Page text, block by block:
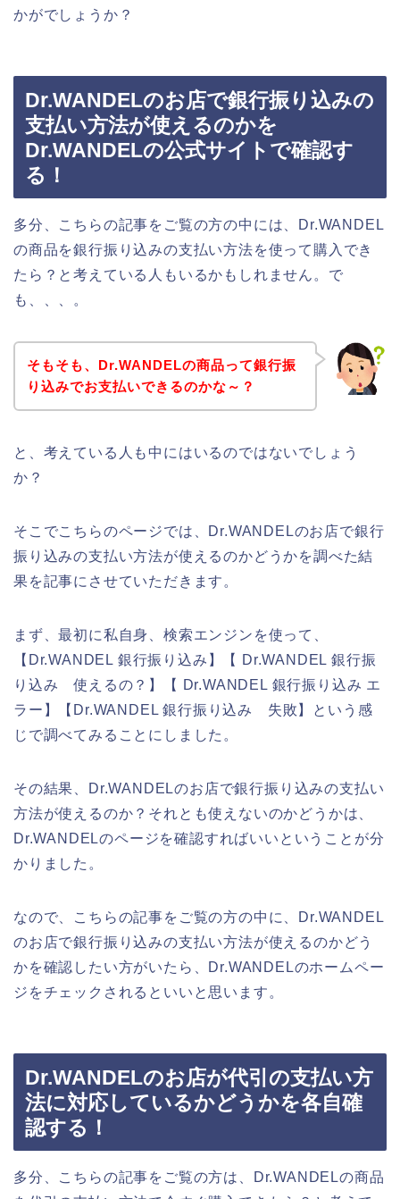
かがでしょうか？
Dr.WANDELのお店で銀行振り込みの
支払い方法が使えるのかを
Dr.WANDELの公式サイトで確認す
る！
多分、こちらの記事をご覧の方の中には、Dr.WANDEL
の商品を銀行振り込みの支払い方法を使って購入でき
たら？と考えている人もいるかもしれません。で
も、、、。
そもそも、Dr.WANDELの商品って銀行振
り込みでお支払いできるのかな～？
と、考えている人も中にはいるのではないでしょう
か？
そこでこちらのページでは、Dr.WANDELのお店で銀行
振り込みの支払い方法が使えるのかどうかを調べた結
果を記事にさせていただきます。
まず、最初に私自身、検索エンジンを使って、
【Dr.WANDEL 銀行振り込み】【 Dr.WANDEL 銀行振
り込み 使えるの？】【 Dr.WANDEL 銀行振り込み エ
ラー】【Dr.WANDEL 銀行振り込み 失敗】という感
じで調べてみることにしました。
その結果、Dr.WANDELのお店で銀行振り込みの支払い
方法が使えるのか？それとも使えないのかどうかは、
Dr.WANDELのページを確認すればいいということが分
かりました。
なので、こちらの記事をご覧の方の中に、Dr.WANDEL
のお店で銀行振り込みの支払い方法が使えるのかどう
かを確認したい方がいたら、Dr.WANDELのホームペー
ジをチェックされるといいと思います。
Dr.WANDELのお店が代引の支払い方
法に対応しているかどうかを各自確
認する！
多分、こちらの記事をご覧の方は、Dr.WANDELの商品